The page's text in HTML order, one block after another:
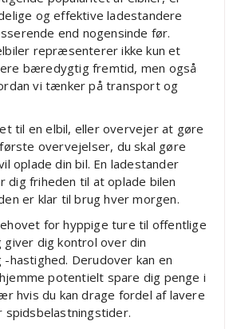
og effektive ladestandere
end nogensinde før.
repræsenterer ikke kun et
bæredygtig fremtid, men også
vi tænker på transport og
til en elbil, eller overvejer at gøre
overvejelser, du skal gøre
oplade din bil. En ladestander
dig friheden til at oplade bilen
er klar til brug hver morgen.
for hyppige ture til offentlige
dig kontrol over din
hastighed. Derudover kan en
potentielt spare dig penge i
hvis du kan drage fordel af lavere
spidsbelastningstider.